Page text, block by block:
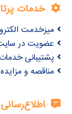
خدمات
میزخدمت
عضویت در
پشتیبانی
مناقصه و
اطلاع‌رسانی